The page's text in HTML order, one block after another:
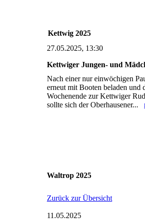
Kettwig 2025
27.05.2025, 13:30
Kettwiger Jungen- und
Nach einer nur einwöchigen
erneut mit Booten beladen und
Wochenende zur Kettwiger
sollte sich der Oberhausener...
Waltrop 2025
Zurück zur Übersicht
11.05.2025